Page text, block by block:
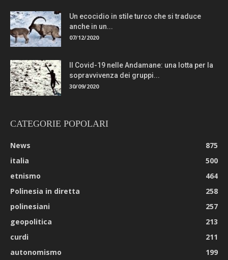
Un ecocidio in stile turco che si traduce
anche in un...
07/12/2020
Il Covid-19 nelle Andamane: una lotta per la
sopravvivenza dei gruppi...
30/09/2020
CATEGORIE POPOLARI
News
875
italia
500
etnismo
464
Polinesia in diretta
258
polinesiani
257
geopolitica
213
curdi
211
autonomismo
199